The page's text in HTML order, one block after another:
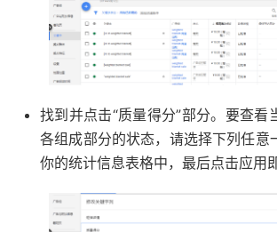
找到并点击“质量得分”部分。要查看
各组成部分的状态，请选择下列任意
你的统计信息表格中，最后点击应用即